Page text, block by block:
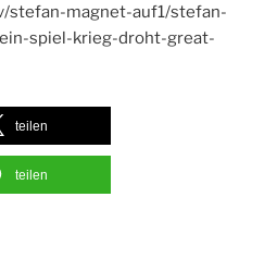
stefan-magnet-auf1/stefan-
spiel-krieg-droht-great-
teilen
teilen